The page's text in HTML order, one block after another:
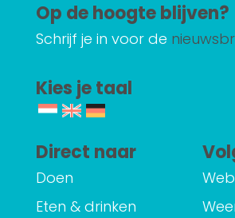
Op de hoogte blijven?
Schrijf je in voor de
Kies je taal
Direct naar
Doen
Eten & drinken